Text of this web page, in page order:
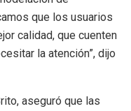
que los usuarios
calidad, que cuenten
la atención”, dijo
aseguró que las